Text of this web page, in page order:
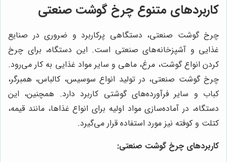
کاربردهای متنوع چرخ گوشت صنعتی
چرخ گوشت صنعتی، دستگاهی پرکاربرد و ضروری در صنایع
غذایی و آشپزخانه‌های صنعتی است. این دستگاه، برای چرخ
کردن انواع گوشت، مرغ، ماهی و سایر مواد غذایی به کار می‌رود.
چرخ گوشت صنعتی، در تولید انواع سوسیس، کالباس، همبرگر،
کباب و سایر فرآورده‌های گوشتی کاربرد دارد. همچنین، این
دستگاه، در آماده‌سازی مواد اولیه برای انواع غذاها، مانند قیمه،
کتلت و کوفته نیز مورد استفاده قرار می‌گیرد.
کاربردهای چرخ گوشت صنعتی: